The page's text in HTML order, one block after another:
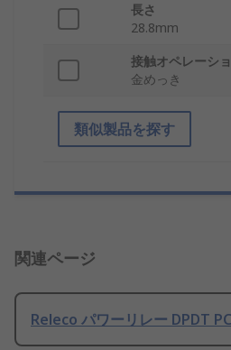
長さ
28.8mm
接触オペレーシ
金めっき
類似製品を探す
関連ページ
Releco パワーリレー DPDT